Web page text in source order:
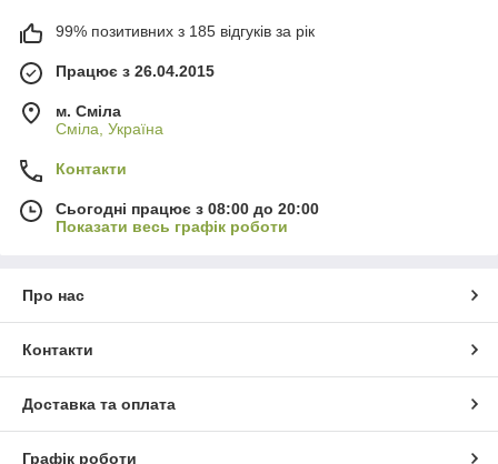
99% позитивних з 185 відгуків за рік
Працює з 26.04.2015
м. Сміла
Сміла, Україна
Контакти
Сьогодні працює з 08:00 до 20:00
Показати весь графік роботи
Про нас
Контакти
Доставка та оплата
Графік роботи